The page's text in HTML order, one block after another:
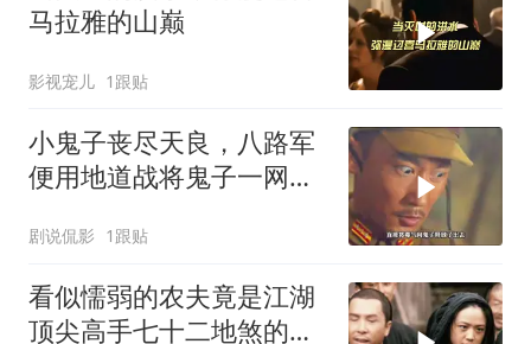
马拉雅的山巅
影视宠儿 1跟贴
小鬼子丧尽天良，八路军
便用地道战将鬼子一网打
剧说侃影 1跟贴
看似懦弱的农夫竟是江湖
顶尖高手七十二地煞的二